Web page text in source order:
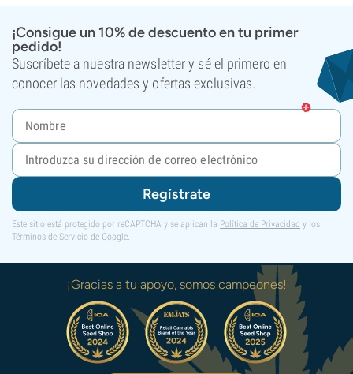
¡Consigue un 10% de descuento en tu primer
pedido!
Suscríbete a nuestra newsletter y sé el primero en
conocer las novedades y ofertas exclusivas.
Regístrate
Este sitio está protegido por reCAPTCHA y se aplican la Política de Privacidad y los
Términos de Servicio de Google.
¡Gracias a tu apoyo, somos campeones!